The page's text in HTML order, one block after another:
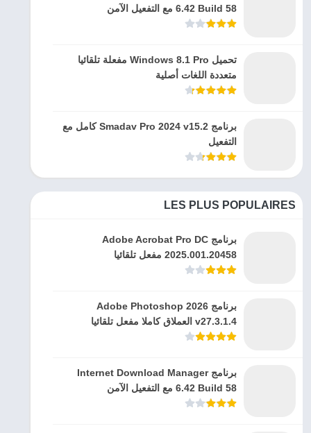
6.42 Build 58 مع التفعيل الآمن
تحميل Windows 8.1 Pro مفعلة تلقائيا
متعددة اللغات أصلية
برنامج Smadav Pro 2024 v15.2 كامل مع
التفعيل
LES PLUS POPULAIRES
برنامج Adobe Acrobat Pro DC
2025.001.20458 مفعل تلقائيا
برنامج Adobe Photoshop 2026
v27.3.1.4 العملاق كاملا مفعل تلقائيا
برنامج Internet Download Manager
6.42 Build 58 مع التفعيل الآمن